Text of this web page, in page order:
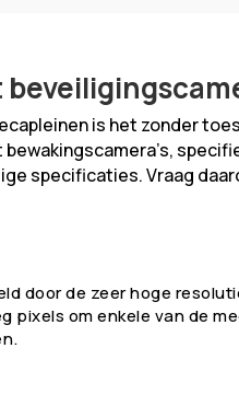
is het zonder
specificaties. Vraag
door de zeer hoge
pixels om enkele van de